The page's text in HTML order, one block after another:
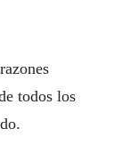
todos los